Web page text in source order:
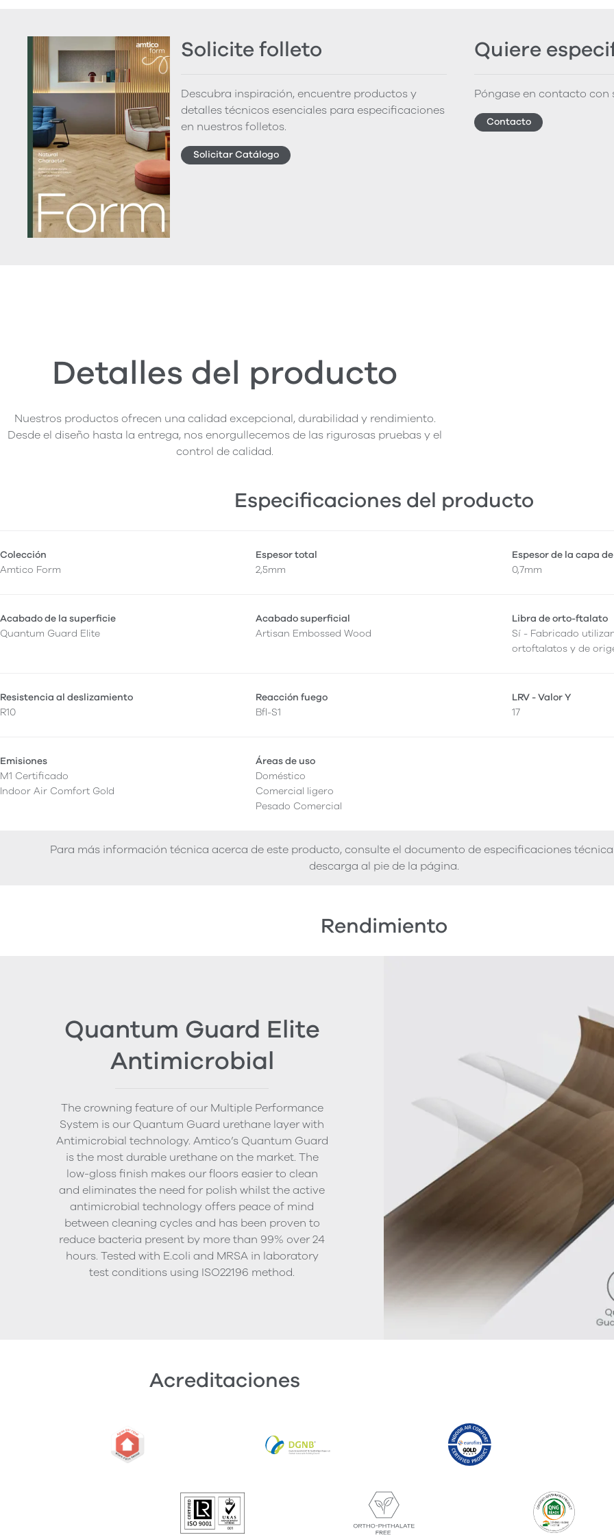
Solicite folleto
Descubra inspiración, encuentre productos y
detalles técnicos esenciales para especificaciones
en nuestros folletos.
Solicitar Catálogo
Quiere
Póngase en contacto con
Contacto
Detalles del producto
Nuestros productos ofrecen una calidad excepcional, durabilidad y rendimiento.
Desde el diseño hasta la entrega, nos enorgullecemos de las rigurosas pruebas y el
control de calidad.
Especificaciones del producto
Colección
Amtico Form
Espesor total
2,5mm
Espesor de la capa
0,7mm
Acabado de la superficie
Quantum Guard Elite
Acabado superficial
Artisan Embossed Wood
Libra de orto-ftalato
Sí - Fabricado
ortoftalatos y de
Resistencia al deslizamiento
R10
Reacción fuego
Bfl-S1
LRV - Valor Y
17
Emisiones
M1 Certificado
Indoor Air Comfort Gold
Áreas de uso
Doméstico
Comercial ligero
Pesado Comercial
Para más información técnica acerca de este producto, consulte el documento de especificaciones
descarga al pie de la página.
Rendimiento
Quantum Guard Elite
Antimicrobial
The crowning feature of our Multiple Performance
System is our Quantum Guard urethane layer with
Antimicrobial technology. Amtico’s Quantum Guard
is the most durable urethane on the market. The
low-gloss finish makes our floors easier to clean
and eliminates the need for polish whilst the active
antimicrobial technology offers peace of mind
between cleaning cycles and has been proven to
reduce bacteria present by more than 99% over 24
hours. Tested with E.coli and MRSA in laboratory
test conditions using ISO22196 method.
Acreditaciones